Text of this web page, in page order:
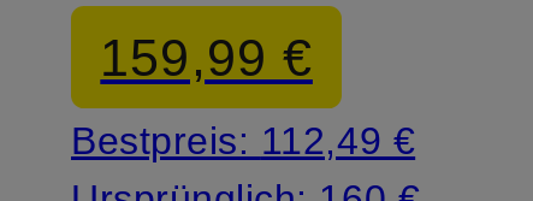
159,99 €
Bestpreis: 112,49 €